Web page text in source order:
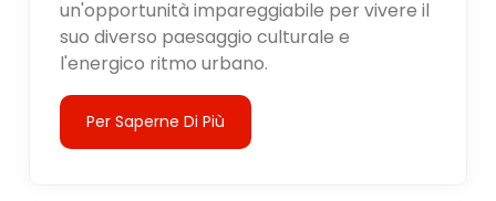
un'opportunità impareggiabile per vivere il
suo diverso paesaggio culturale e
l'energico ritmo urbano.
Per Saperne Di Più